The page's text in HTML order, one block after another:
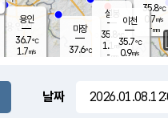
용인
36.7℃
1.7m/s
35.8℃
0.7m/s
-mm
마장
37.6℃
설봉
35.8
1.1 m/s
- mm
이천
35.7℃
0.9m/s
날짜